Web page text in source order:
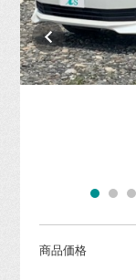
商品価格